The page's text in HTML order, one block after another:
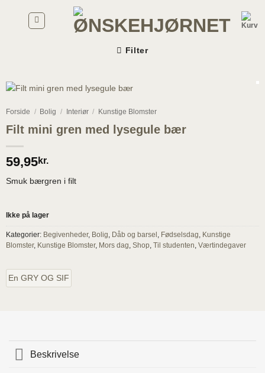
Filter
Forside / Bolig / Interiør / Kunstige Blomster
Filt mini gren med lysegule bær
59,95kr.
Smuk bærgren i filt
Ikke på lager
Kategorier: Begivenheder, Bolig, Dåb og barsel , Fødselsdag, Kunstige
Blomster, Kunstige Blomster, Mors dag, Shop, Til studenten, Værtindegaver
En GRY OG SIF
Beskrivelse